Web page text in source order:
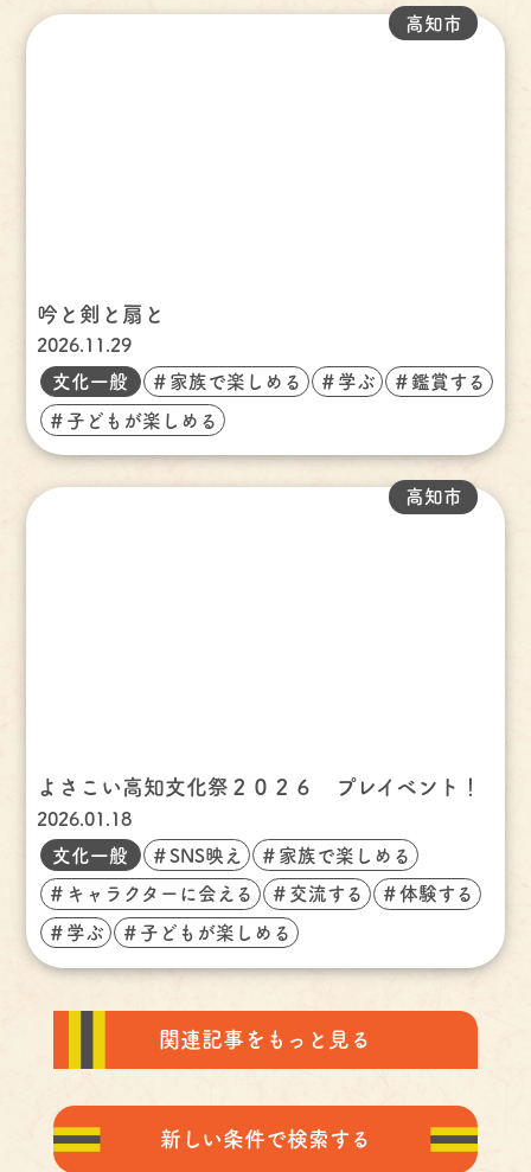
吟と剣と扇と
2026.11.29
高知市
文化一般 ＃家族で楽しめる ＃学ぶ ＃鑑賞する
＃子どもが楽しめる
よさこい高知文化祭２０２６ プレイベント！
2026.01.18
高知市
文化一般 ＃SNS映え ＃家族で楽しめる
＃キャラクターに会える ＃交流する ＃体験する
＃学ぶ ＃子どもが楽しめる
関連記事をもっと見る
新しい条件で検索する